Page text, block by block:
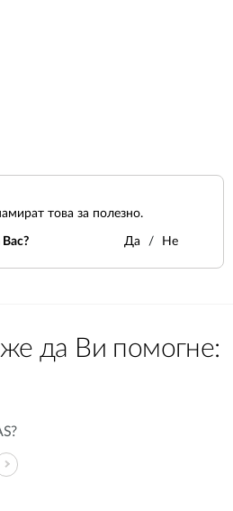
това за полезно.
Вас? Да Не
да Ви помогне: